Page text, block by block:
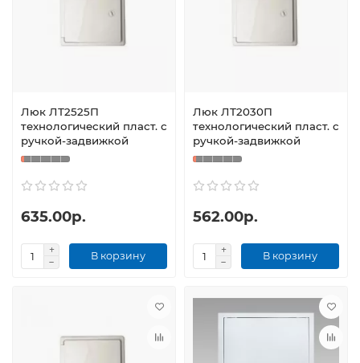
Люк ЛТ2525П
технологический пласт. с
ручкой-задвижкой
635.00р.
В корзину
Люк ЛТ2030П
технологический пласт. с
ручкой-задвижкой
562.00р.
В корзину